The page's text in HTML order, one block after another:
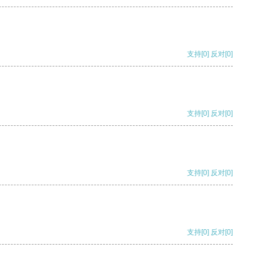
支持[0] 反对[0]
支持[0] 反对[0]
支持[0] 反对[0]
支持[0] 反对[0]